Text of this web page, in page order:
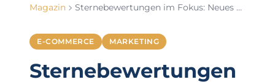
Magazin Sternebewertungen im Fokus: Neues BGH-Urteil - Verbindliche Vorgaben für Sternebewertungen
E-COMMERCE MARKETING
Sternebewertungen